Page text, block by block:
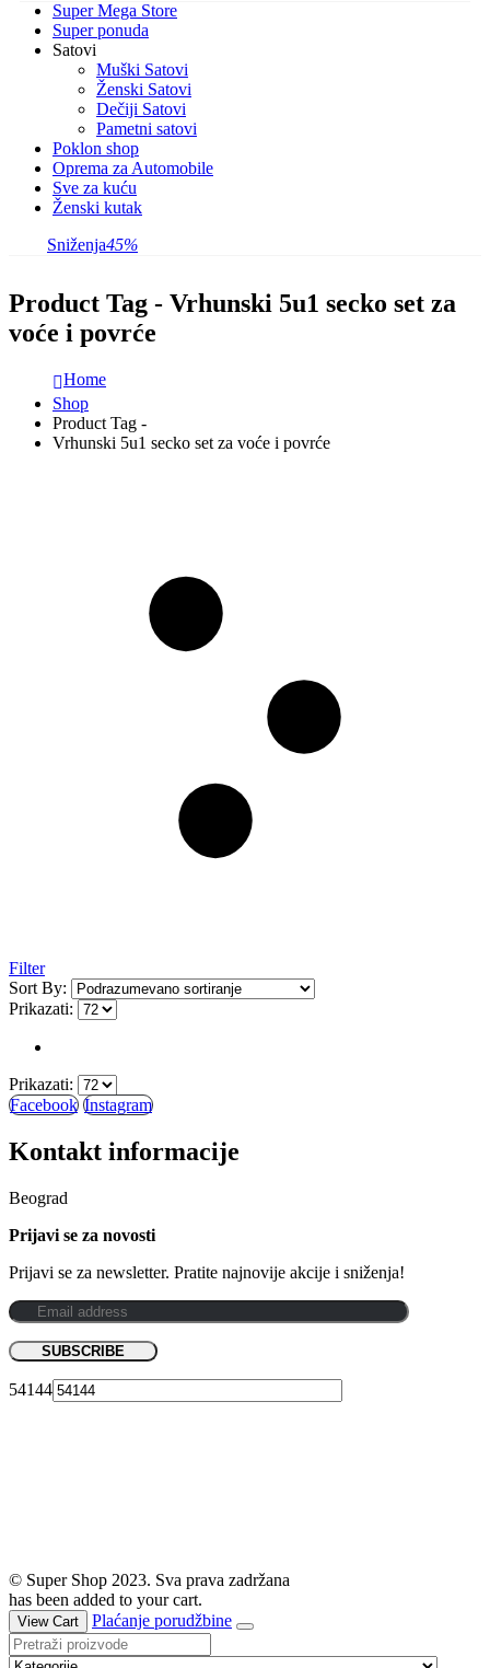
Super Mega Store
Super ponuda
Satovi
Muški Satovi
Ženski Satovi
Dečiji Satovi
Pametni satovi
Poklon shop
Oprema za Automobile
Sve za kuću
Ženski kutak
Sniženja45%
Product Tag - Vrhunski 5u1 secko set za
voće i povrće
Home
Shop
Product Tag -
Vrhunski 5u1 secko set za voće i povrće
Filter
Sort By:
Prikazati:
Prikazati:
Facebook Instagram
Kontakt informacije
Beograd
Prijavi se za novosti
Prijavi se za newsletter. Pratite najnovije akcije i sniženja!
54144
© Super Shop 2023. Sva prava zadržana
has been added to your cart.
View Cart Plaćanje porudžbine